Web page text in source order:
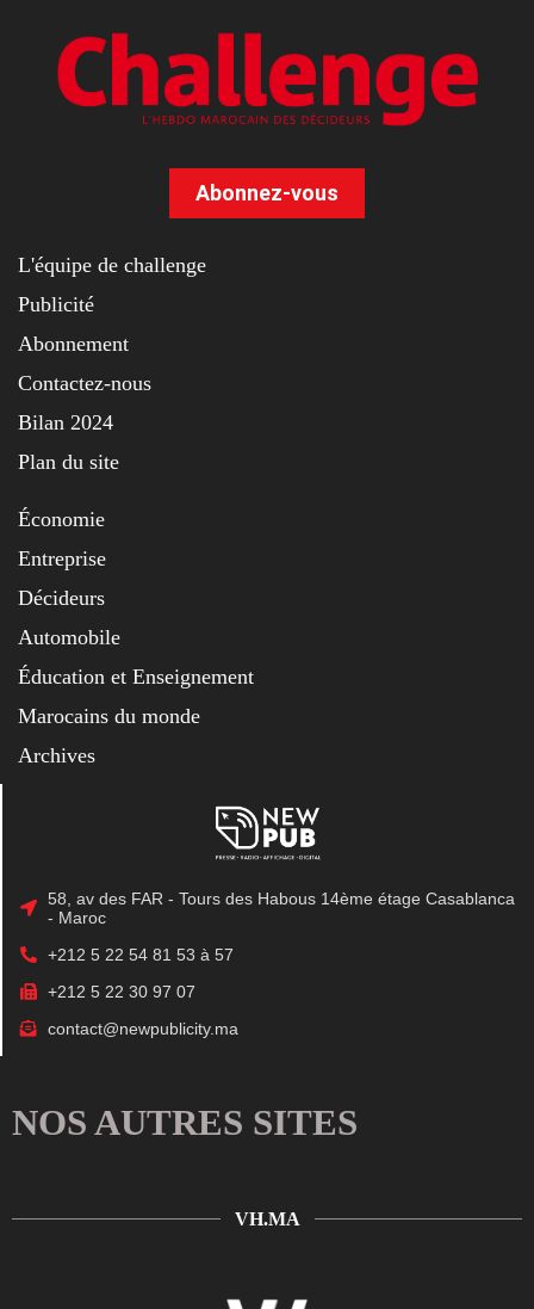
Abonnez-vous
L'équipe de challenge
Publicité
Abonnement
Contactez-nous
Bilan 2024
Plan du site
Économie
Entreprise
Décideurs
Automobile
Éducation et Enseignement
Marocains du monde
Archives
58, av des FAR - Tours des Habous 14ème étage Casablanca
- Maroc
+212 5 22 54 81 53 à 57
+212 5 22 30 97 07
contact@newpublicity.ma
NOS AUTRES SITES
VH.MA